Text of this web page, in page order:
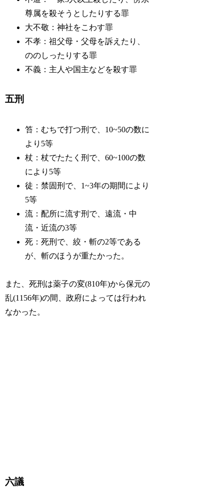
尊属を殺そうとしたりする罪
大不敬：神社をこわす罪
不孝：祖父母・父母を訴えたり、
ののしったりする罪
不義：主人や国主などを殺す罪
五刑
笞：むちで打つ刑で、10~50の数に
より5等
杖：杖でたたく刑で、60~100の数
により5等
徒：禁固刑で、1~3年の期間により
5等
流：配所に流す刑で、遠流・中
流・近流の3等
死：死刑で、絞・斬の2等である
が、斬のほうが重たかった。
また、死刑は薬子の変(810年)から保元の
乱(1156年)の間、政府によっては行われ
なかった。
六議